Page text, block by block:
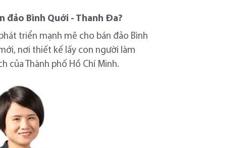
đảo Bình Quới - Thanh Đa?
triển mạnh mẽ cho bán đảo Bình
nơi thiết kế lấy con người làm
của Thành phố Hồ Chí Minh.